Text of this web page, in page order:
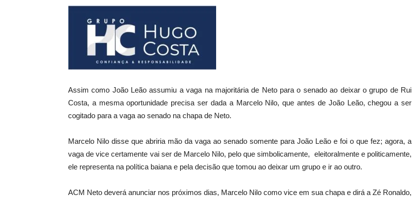
Assim como João Leão assumiu a vaga na majoritária de Neto para o senado ao deixar o grupo de Rui
Costa, a mesma oportunidade precisa ser dada a Marcelo Nilo, que antes de João Leão, chegou a ser
cogitado para a vaga ao senado na chapa de Neto.
Marcelo Nilo disse que abriria mão da vaga ao senado somente para João Leão e foi o que fez; agora, a
vaga de vice certamente vai ser de Marcelo Nilo, pelo que simbolicamente, eleitoralmente e politicamente,
ele representa na política baiana e pela decisão que tomou ao deixar um grupo e ir ao outro.
ACM Neto deverá anunciar nos próximos dias, Marcelo Nilo como vice em sua chapa e dirá a Zé Ronaldo,